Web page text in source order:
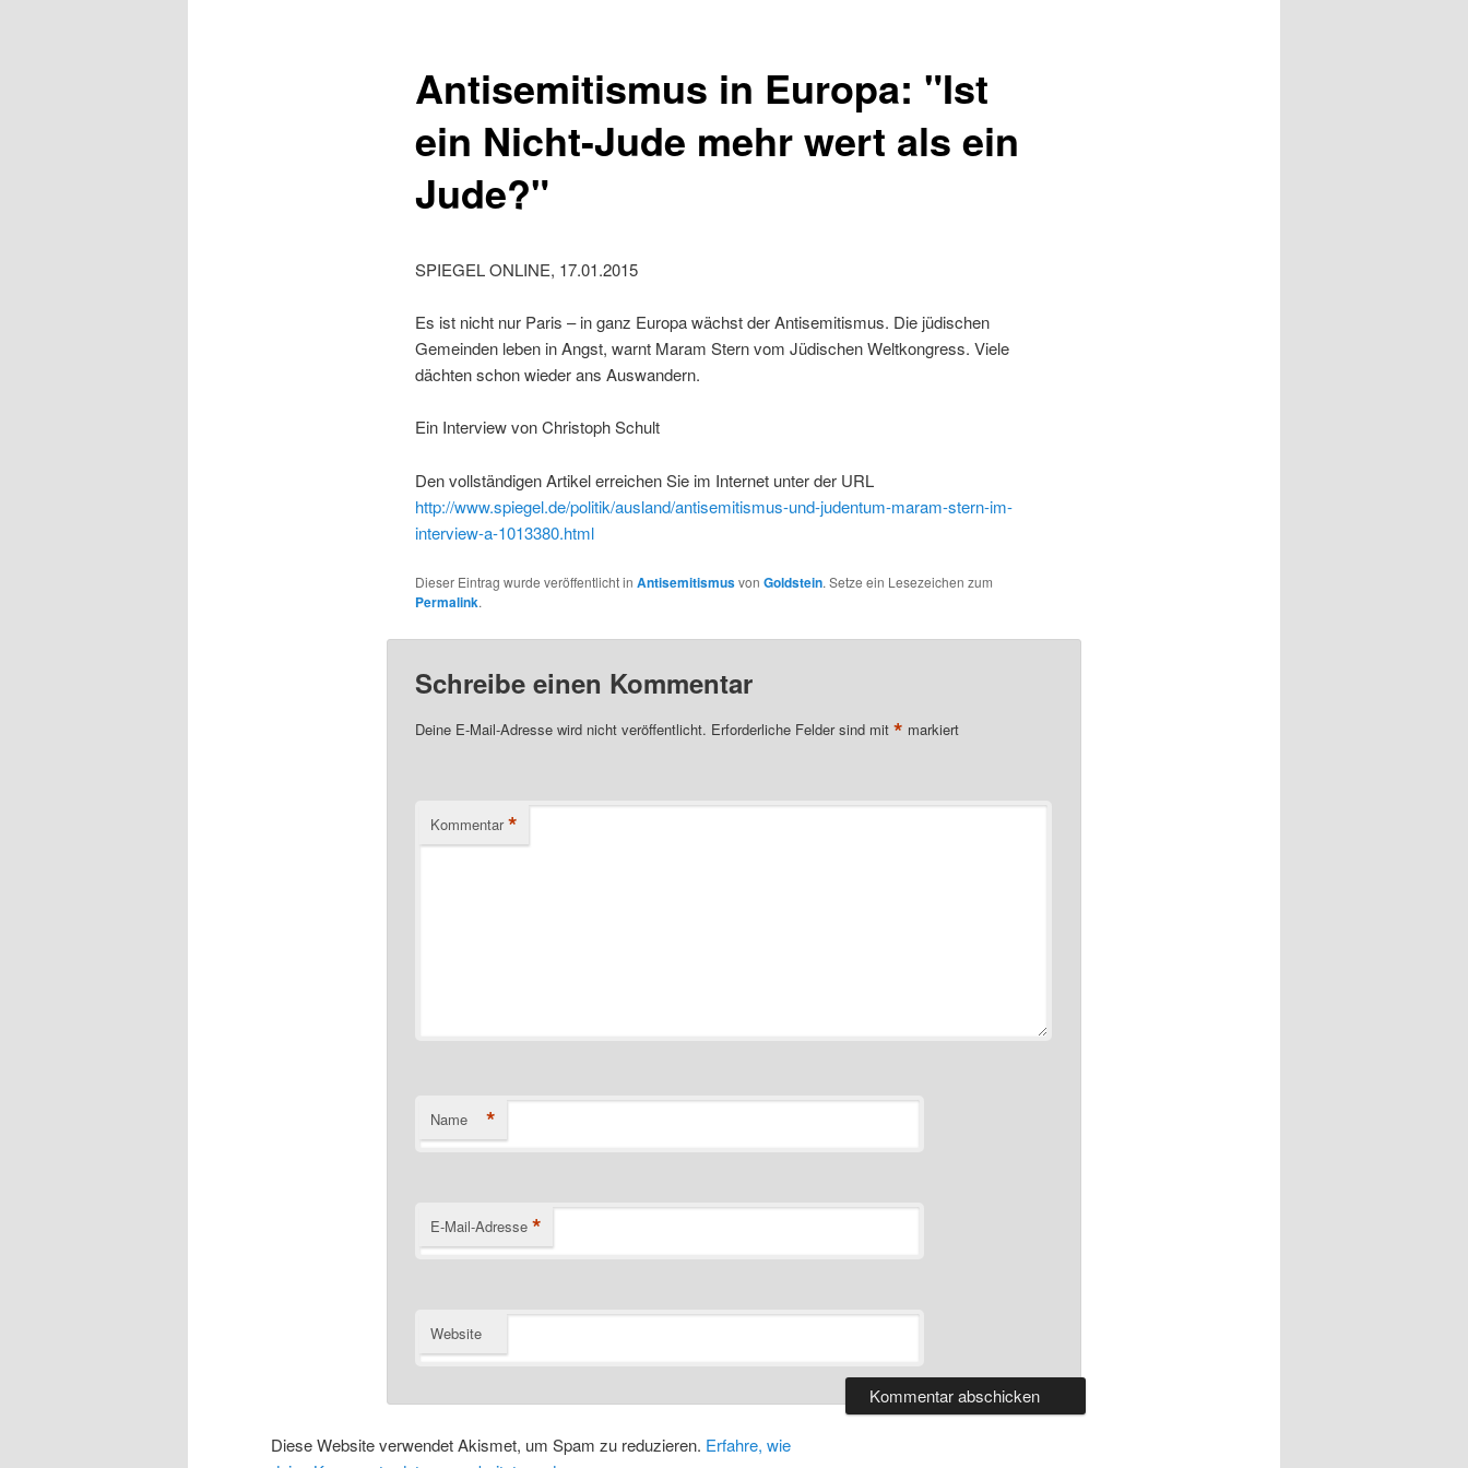
Antisemitismus in Europa: "Ist
ein Nicht-Jude mehr wert als ein
Jude?"
SPIEGEL ONLINE, 17.01.2015
Es ist nicht nur Paris – in ganz Europa wächst der Antisemitismus. Die jüdischen
Gemeinden leben in Angst, warnt Maram Stern vom Jüdischen Weltkongress. Viele
dächten schon wieder ans Auswandern.
Ein Interview von Christoph Schult
Den vollständigen Artikel erreichen Sie im Internet unter der URL
http://www.spiegel.de/politik/ausland/antisemitismus-und-judentum-maram-stern-im-
interview-a-1013380.html
Dieser Eintrag wurde veröffentlicht in Antisemitismusvon Goldstein. Setze ein Lesezeichen zum
Permalink.
Schreibe einen Kommentar
Deine E-Mail-Adresse wird nicht veröffentlicht. Erforderliche Felder sind mit * markiert
Kommentar *
Name *
E-Mail-Adresse *
Website
Diese Website verwendet Akismet, um Spam zu reduzieren. Erfahre, wie